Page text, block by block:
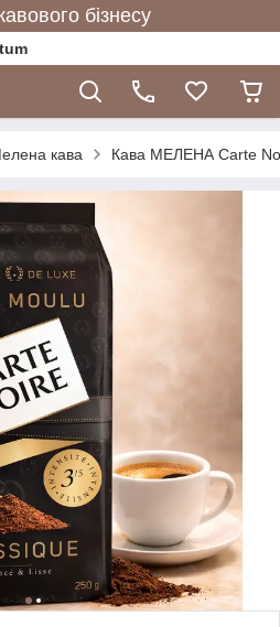
бізнесу
кава Кава МЕЛЕНА Carte